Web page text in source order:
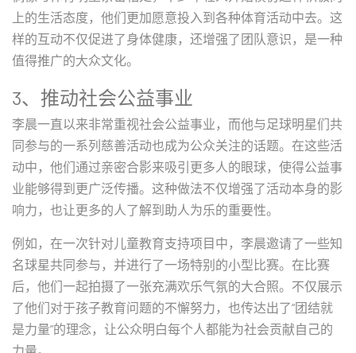
上的生活态度，他们更加愿意投入到各种体育活动中去。这
样的互动不仅促进了身体健康，还增强了团队意识，是一种
值得推广的大众文化。
3、推动社会公益事业
李晨一直以来非常重视社会公益事业，而他与足球明星们共
同参与的一系列慈善活动也成为公众关注的话题。在这些活
动中，他们通过亲密合影来吸引更多人的眼球，使得公益事
业能够得到更广泛传播。这种做法不仅增强了活动本身的影
响力，也让更多的人了解到助人为乐的重要性。
例如，在一次针对儿童教育支持项目中，李晨邀请了一些知
名球星共同参与，并进行了一场特别的小型比赛。在比赛
后，他们一起拍摄了一张充满欢乐气氛的大合照。不仅展示
了他们对于孩子教育问题的不懈努力，也传达出了“团结就
是力量”的理念，让公众明白每个人都能为社会贡献自己的